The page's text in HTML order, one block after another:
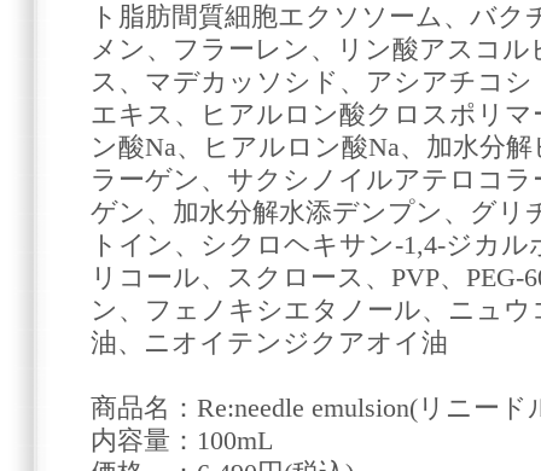
ト脂肪間質細胞エクソソーム、バ
メン、フラーレン、リン酸アスコ
ス、マデカッソシド、アシアチコ
エキス、ヒアルロン酸クロスポリ
ン酸Na、ヒアルロン酸Na、加水分
ラーゲン、サクシノイルアテロコ
ゲン、加水分解水添デンプン、グリ
トイン、シクロヘキサン-1,4-ジカ
リコール、スクロース、PVP、
ン、フェノキシエタノール、ニュ
油、ニオイテンジクアオイ油
商品名：Re:needle emulsion(リニー
内容量：100mL